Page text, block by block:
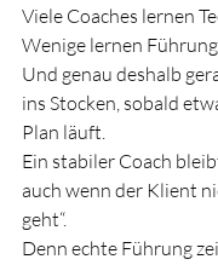
Viele Coaches lernen
Wenige lernen Führung.
Und genau deshalb
ins Stocken, sobald
Plan läuft.
Ein stabiler Coach
auch wenn der Klient
geht“.
Denn echte Führung